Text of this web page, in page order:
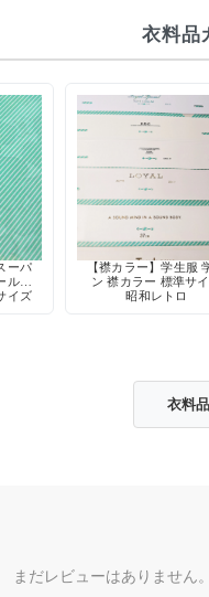
衣料品
ーパ
ル型
イズ
【襟カラー】学生服
ン 襟カラー 標準サイ
昭和レトロ
衣料
まだレビューはありません